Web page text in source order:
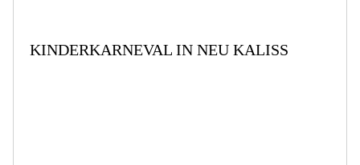
KINDERKARNEVAL IN NEU KALISS